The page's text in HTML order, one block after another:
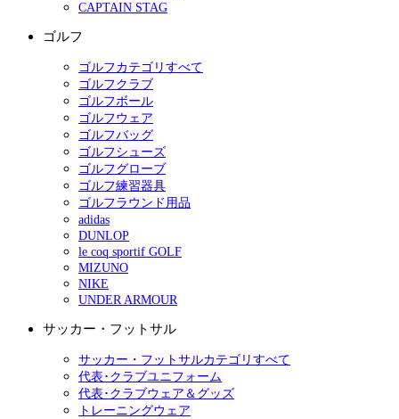
CAPTAIN STAG
ゴルフ
ゴルフカテゴリすべて
ゴルフクラブ
ゴルフボール
ゴルフウェア
ゴルフバッグ
ゴルフシューズ
ゴルフグローブ
ゴルフ練習器具
ゴルフラウンド用品
adidas
DUNLOP
le coq sportif GOLF
MIZUNO
NIKE
UNDER ARMOUR
サッカー・フットサル
サッカー・フットサルカテゴリすべて
代表･クラブユニフォーム
代表･クラブウェア＆グッズ
トレーニングウェア